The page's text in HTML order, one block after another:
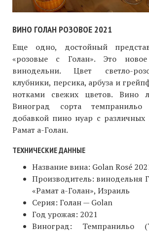
ВИНО ГОЛАН РОЗОВОЕ 2021
Еще одно, достойный
«розовые с Голан». Это новое
винодельни. Цвет светло-
клубники, персика, арбуза и
нотками свежих цветов. Вино
Виноград сорта
добавкой пино нуар с различных
Рамат а-Голан.
ТЕХНИЧЕСКИЕ ДАННЫЕ
Название вина: Golan Rosé
Производитель: винодельня
«Рамат а-Голан», Израиль
Серия: Голан — Golan
Год урожая: 2021
Виноград: Темпранильо